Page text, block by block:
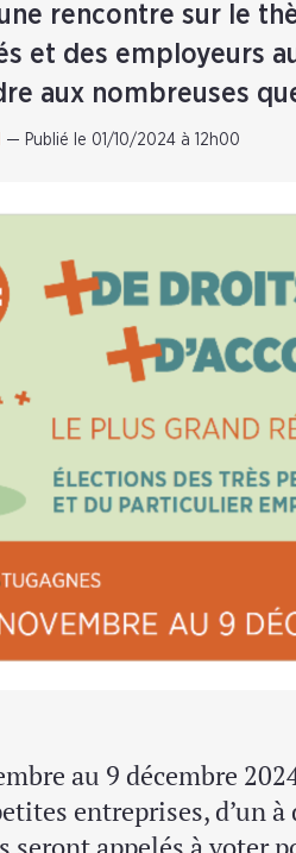
rencontre sur le
et des employeurs
aux nombreuses
— Publié le 01/10/2024 à 12h00
au 9 décembre
entreprises, d’un
seront appelés à voter